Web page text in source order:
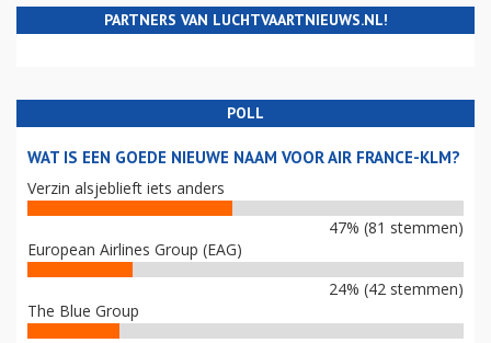
PARTNERS VAN LUCHTVAARTNIEUWS.NL!
POLL
WAT IS EEN GOEDE NIEUWE NAAM VOOR AIR FRANCE-KLM?
Verzin alsjeblieft iets anders
47% (81 stemmen)
European Airlines Group (EAG)
24% (42 stemmen)
The Blue Group